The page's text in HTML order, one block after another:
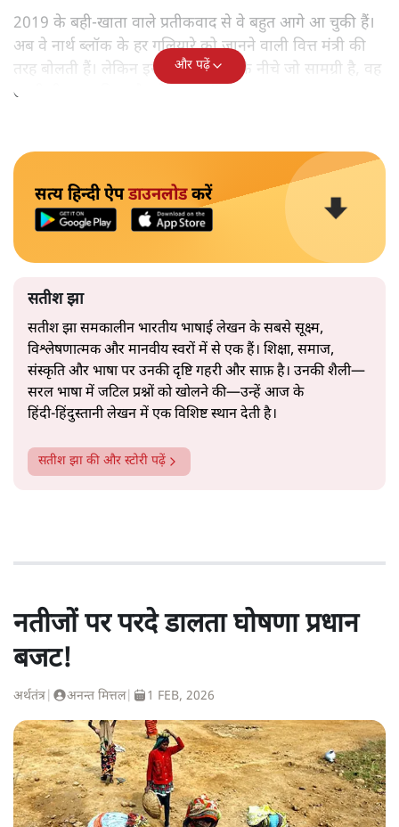
2019 के बही‑खाता वाले प्रतीकवाद से वे बहुत आगे आ चुकी हैं।
अब वे नार्थ ब्लॉक के हर गलियारे को जानने वाली वित्त मंत्री की
तरह बोलती हैं। लेकिन इस आत्मविश्वास के नीचे जो सामग्री है, वह
उतनी ही अनुमानित और दोहराव भरी।
और पढ़ें
सत्य हिन्दी ऐपडाउनलोडकरें
सतीश झा
सतीश झा समकालीन भारतीय भाषाई लेखन के सबसे सूक्ष्म,
विश्लेषणात्मक और मानवीय स्वरों में से एक हैं। शिक्षा, समाज,
संस्कृति और भाषा पर उनकी दृष्टि गहरी और साफ़ है। उनकी शैली—
सरल भाषा में जटिल प्रश्नों को खोलने की—उन्हें आज के
हिंदी‑हिंदुस्तानी लेखन में एक विशिष्ट स्थान देती है।
सतीश झा की और स्टोरी पढ़ें
नतीजों पर परदे डालता घोषणा प्रधान
बजट!
अर्थतंत्र अनन्त मित्तल| 1 FEB, 2026